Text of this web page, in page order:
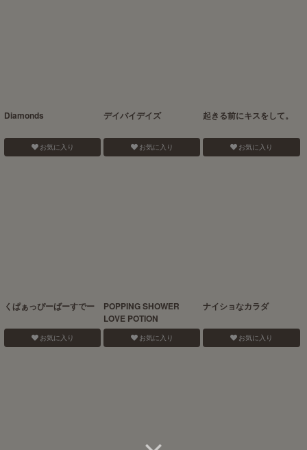
Diamonds
お気に入り
デイバイデイズ
お気に入り
起きる前にキスをして。
お気に入り
くぱぁっぴーばーすでー
お気に入り
POPPING SHOWER
LOVE POTION
お気に入り
ナイショなカラダ
お気に入り